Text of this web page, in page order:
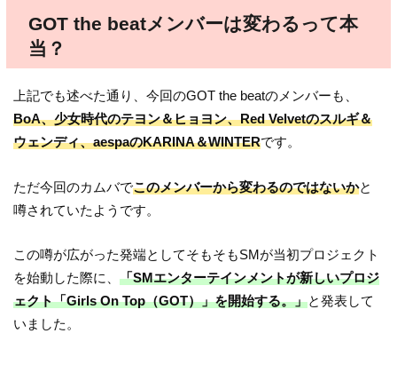
GOT the beatメンバーは変わるって本
当？
上記でも述べた通り、今回のGOT the beatのメンバーも、
BoA、少女時代のテヨン＆ヒョヨン、Red Velvetのスルギ＆
ウェンディ、aespaのKARINA＆WINTERです。
ただ今回のカムバでこのメンバーから変わるのではないかと
噂されていたようです。
この噂が広がった発端としてそもそもSMが当初プロジェクト
を始動した際に、「SMエンターテインメントが新しいプロジ
ェクト「Girls On Top（GOT）」を開始する。」と発表して
いました。